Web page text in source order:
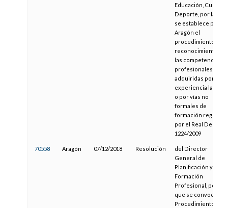
Educación, Cultura
Deporte, por la que
se establece para
Aragón el
procedimiento de
reconocimiento de
las competencias
profesionales
adquiridas por
experiencia laboral
o por vías no
formales de
formación regulado
por el Real Decreto
1224/2009
70558 Aragón 07/12/2018 Resolución
del Director
General de
Planificación y
Formación
Profesional, por la
que se convoca el
Procedimiento de